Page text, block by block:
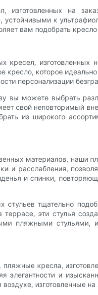
изготовленных на
к
вам подобрать
кресел,
которое
персонализации
вы можете выбрать
свой неповторимый
из широкого
материалов, наши
и расслабления,
и спинки,
стульев тщательно
террасе, эти стулья
пляжными стульями,
кресла,
элегантности и
изготовленные